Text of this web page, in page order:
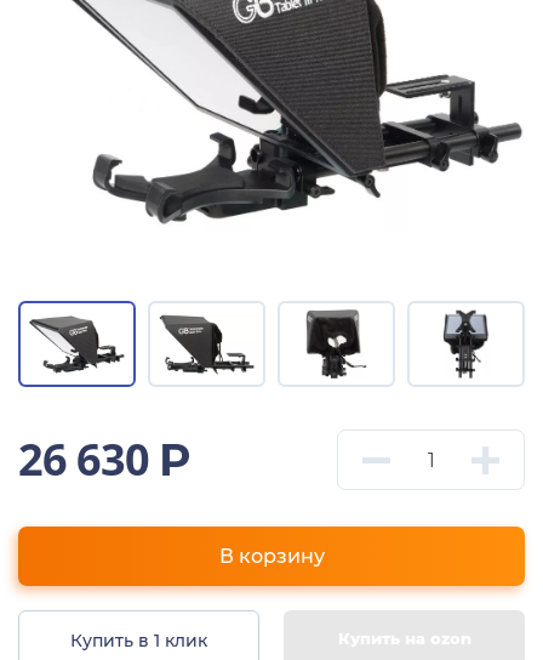
26 630 Р
В корзину
Купить в 1 клик Купить на ozon